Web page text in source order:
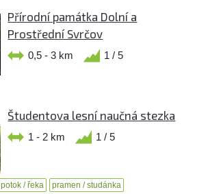
Přírodní památka Dolní a
Prostřední Svrčov
0,5 - 3 km 1 / 5
Študentova lesní naučná stezka
1 - 2 km 1 / 5
potok / řeka pramen / studánka